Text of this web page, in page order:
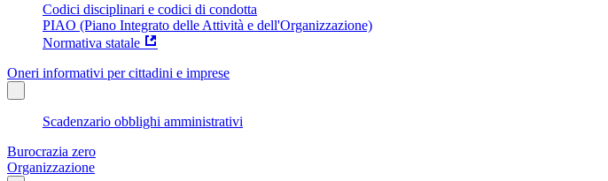
Codici disciplinari e codici di condotta
PIAO (Piano Integrato delle Attività e dell'Organizzazione)
Normativa statale
Oneri informativi per cittadini e imprese
Scadenzario obblighi amministrativi
Burocrazia zero
Organizzazione